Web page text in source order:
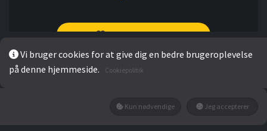
Add to wishlist
Ikke på lager
Vi bruger cookies for at give dig en bedre brugeroplevelse
på denne hjemmeside.
Cookiepolitik
Kun nødvendige Jeg accepterer